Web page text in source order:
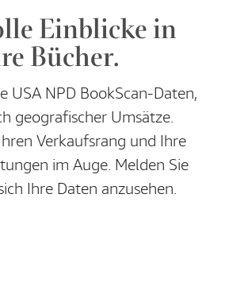
Einblicke in
Bücher.
USA NPD BookScan-Daten,
geografischer Umsätze.
Verkaufsrang und Ihre
im Auge. Melden Sie
Ihre Daten anzusehen.